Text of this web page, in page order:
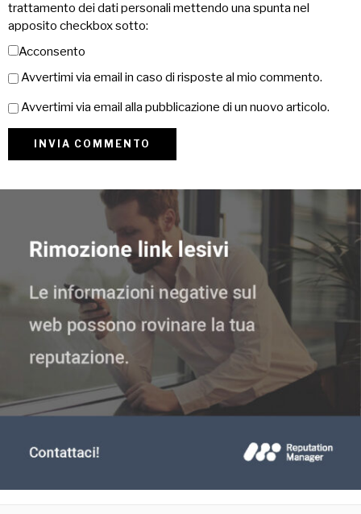
trattamento dei dati personali mettendo una spunta nel
apposito checkbox sotto:
Acconsento
Avvertimi via email in caso di risposte al mio commento.
Avvertimi via email alla pubblicazione di un nuovo articolo.